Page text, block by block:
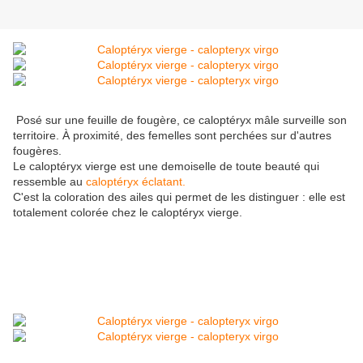
Posé sur une feuille de fougère, ce caloptéryx mâle surveille son
territoire. À proximité, des femelles sont perchées sur d'autres
fougères.
Le caloptéryx vierge est une demoiselle de toute beauté qui
ressemble au caloptéryx éclatant.
C'est la coloration des ailes qui permet de les distinguer : elle est
totalement colorée chez le caloptéryx vierge.